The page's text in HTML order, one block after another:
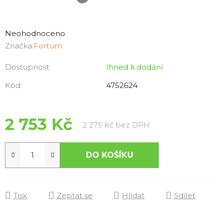
hodnocení
produktu
0,0
z
Neohodnoceno
Značka:Fortum
Dostupnost
Ihned k dodání
Kód:
4752624
2 753 Kč 2 275 Kč bez DPH
DO KOŠÍKU
Tisk Zeptat se Hlídat Sdílet